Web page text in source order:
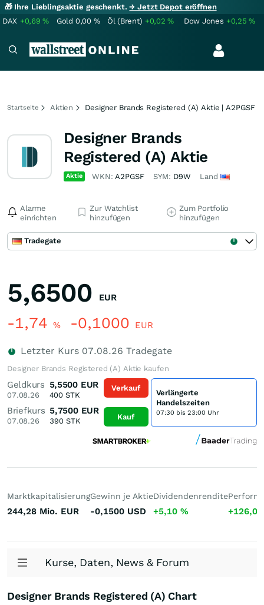
🎁 Ihre Lieblingsaktie geschenkt.→ Jetzt Depot eröffnen
DAX +0,69% Gold 0,00 % Öl (Brent) +0,02% Dow Jones +0,25%
Startseite Aktien Designer Brands Registered (A) Aktie | A2PGSF
Designer Brands
Registered (A) Aktie
Aktie WKN:A2PGSF SYM: D9W Land
Alarme
einrichten
Zur Watchlist
hinzufügen
Zum Portfolio
hinzufügen
Tradegate
5,6500 EUR
-1,74 % -0,1000 EUR
Letzter Kurs 07.08.26 Tradegate
Designer Brands Registered (A) Aktie kaufen
Geldkurs
07.08.26
5,5500 EUR
400 STK
Briefkurs
07.08.26
5,7500 EUR
390STK
Verkauf
Kauf
Verlängerte
Handelszeiten
07:30 bis 23:00 Uhr
Marktkapitalisierung
244,28 Mio. EUR
Gewinn je Aktie
-0,1500 USD
Dividendenrendite
+5,10 %
Kurse, Daten, News & Forum
Designer Brands Registered (A) Chart